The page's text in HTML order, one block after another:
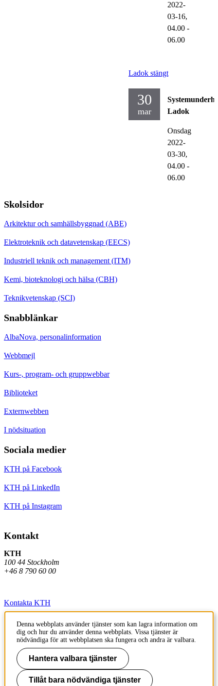
2022-
03-16,
04.00 -
06.00
Ladok stängt
30
mar
Ladok
Onsdag
2022-
03-30,
04.00 -
06.00
Skolsidor
Arkitektur och samhällsbyggnad (ABE)
Elektroteknik och datavetenskap (EECS)
Industriell teknik och management (ITM)
Kemi, bioteknologi och hälsa (CBH)
Teknikvetenskap (SCI)
Snabblänkar
AlbaNova, personalinformation
Webbmejl
Kurs-, program- och gruppwebbar
Biblioteket
Externwebben
I nödsituation
Sociala medier
KTH på Facebook
KTH på LinkedIn
KTH på Instagram
Kontakt
KTH
100 44 Stockholm
+46 8 790 60 00
Kontakta KTH
Jobba på KTH
Press och media
Faktura och betalning KTH
Om KTH:s webbplatser
Denna webbplats använder tjänster som kan lagra information om
dig och hur du använder denna webbplats. Vissa tjänster är
nödvändiga för att webbplatsen ska fungera och andra är valbara.
Hantera valbara tjänster
Tillåt bara nödvändiga tjänster